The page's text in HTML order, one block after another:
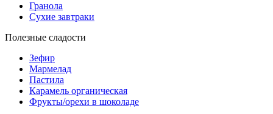
Гранола
Сухие завтраки
Полезные сладости
Зефир
Мармелад
Пастила
Карамель органическая
Фрукты/орехи в шоколаде